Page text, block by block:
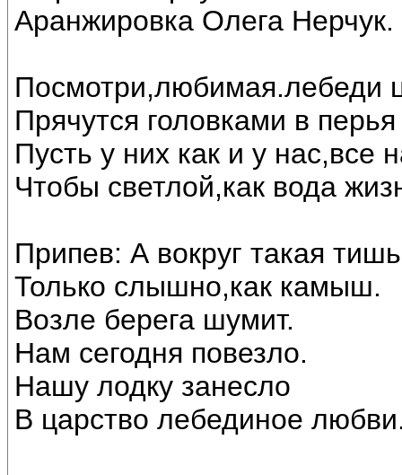
Аранжировка Олега
Посмотри,любимая.лебеди
Прячутся головками в
Пусть у них как и у нас,все
Чтобы светлой,как вода
Припев: А вокруг такая
Только слышно,как камыш.
Возле берега шумит.
Нам сегодня повезло.
Нашу лодку занесло
В царство лебединое